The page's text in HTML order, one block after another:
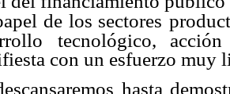
de los sectores
tecnológico,
con un esfuerzo muy
hasta